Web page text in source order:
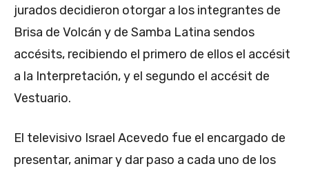
jurados decidieron otorgar a los integrantes de
Brisa de Volcán y de Samba Latina sendos
accésits, recibiendo el primero de ellos el accésit
a la Interpretación, y el segundo el accésit de
Vestuario.
El televisivo Israel Acevedo fue el encargado de
presentar, animar y dar paso a cada uno de los